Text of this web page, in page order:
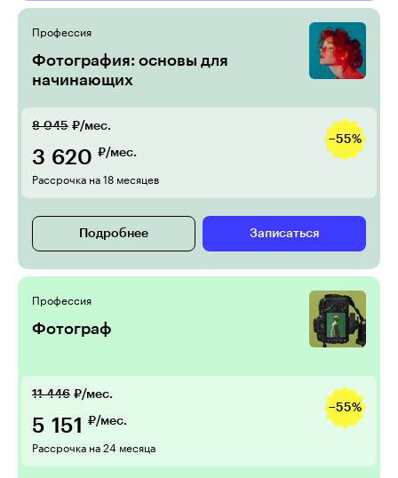
Профессия
Фотография: основы для
начинающих
8 045 ₽/мес.
−55%
3 620 ₽/мес.
Рассрочка на 18 месяцев
Подробнее Записаться
Профессия
Фотограф
11 446 ₽/мес.
−55%
5 151 ₽/мес.
Рассрочка на 24 месяца